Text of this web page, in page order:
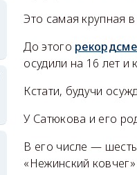
Это самая крупная
До этого
осудили на 16 лет и
Кстати, будучи
У Сатюкова и его
В его числе —
«Нежинский